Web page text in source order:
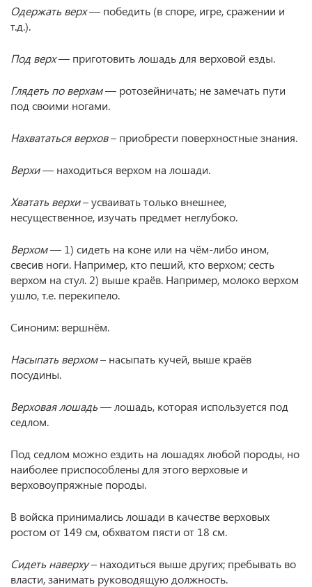
Одержать верх— победить (в споре, игре, сражении и
т.д.).
Под верх— приготовить лошадь для верховой езды.
Глядеть по верхам— ротозейничать; не замечать пути
под своими ногами.
Нахвататься верхов– приобрести поверхностные знания.
Верхи— находиться верхом на лошади.
Хватать верхи– усваивать только внешнее,
несущественное, изучать предмет неглубоко.
Верхом— 1) сидеть на коне или на чём-либо ином,
свесив ноги. Например, кто пеший, кто верхом; сесть
верхом на стул. 2) выше краёв. Например, молоко верхом
ушло, т.е. перекипело.
Синоним: вершнём.
Насыпать верхом– насыпать кучей, выше краёв
посудины.
Верховая лошадь— лошадь, которая используется под
седлом.
Под седлом можно ездить на лошадях любой породы, но
наиболее приспособлены для этого верховые и
верховоупряжные породы.
В войска принимались лошади в качестве верховых
ростом от 149 см, обхватом пясти от 18 см.
Сидеть наверху– находиться выше других; пребывать во
власти, занимать руководящую должность.